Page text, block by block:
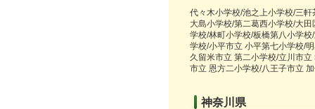
代々木小学校/池之上小学校/三
大島小学校/第二葛西小学校/大
学校/林町小学校/板橋第八小学
学校/小平市立 小平第七小学校/
久留米市立 第二小学校/立川市
市立 恩方二小学校/八王子市立
神奈川県